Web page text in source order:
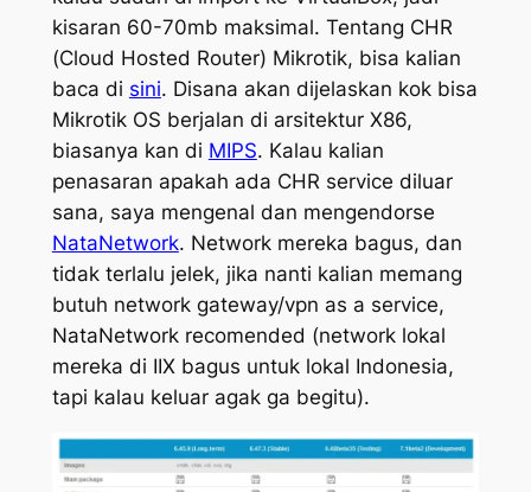
kisaran 60-70mb maksimal. Tentang CHR
(Cloud Hosted Router) Mikrotik, bisa kalian
baca di sini. Disana akan dijelaskan kok bisa
Mikrotik OS berjalan di arsitektur X86,
biasanya kan di MIPS. Kalau kalian
penasaran apakah ada CHR service diluar
sana, saya mengenal dan mengendorse
NataNetwork. Network mereka bagus, dan
tidak terlalu jelek, jika nanti kalian memang
butuh network gateway/vpn as a service,
NataNetwork recomended (network lokal
mereka di IIX bagus untuk lokal Indonesia,
tapi kalau keluar agak ga begitu).